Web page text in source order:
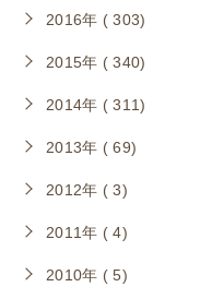
2016年 ( 303)
2015年 ( 340)
2014年 ( 311)
2013年 ( 69)
2012年 ( 3)
2011年 ( 4)
2010年 ( 5)